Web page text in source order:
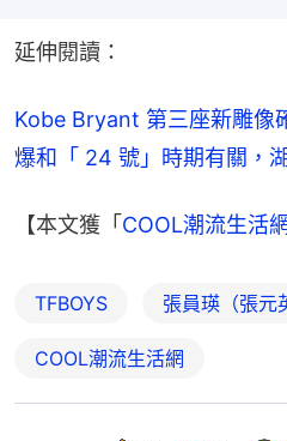
延伸閱讀：
Kobe Bryant 第三座新雕像
爆和「 24 號」時期有關，
【本文獲「 COOL潮流生活網
TFBOYS 張員瑛（張元
COOL潮流生活網